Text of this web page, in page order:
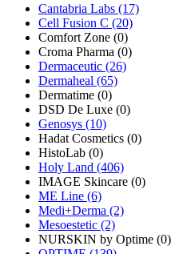
Cantabria Labs (17)
Cell Fusion C (20)
Comfort Zone (0)
Croma Pharma (0)
Dermaceutic (26)
Dermaheal (65)
Dermatime (0)
DSD De Luxe (0)
Genosys (10)
Hadat Cosmetics (0)
HistoLab (0)
Holy Land (406)
IMAGE Skincare (0)
ME Line (6)
Medi+Derma (2)
Mesoestetic (2)
NURSKIN by Optime (0)